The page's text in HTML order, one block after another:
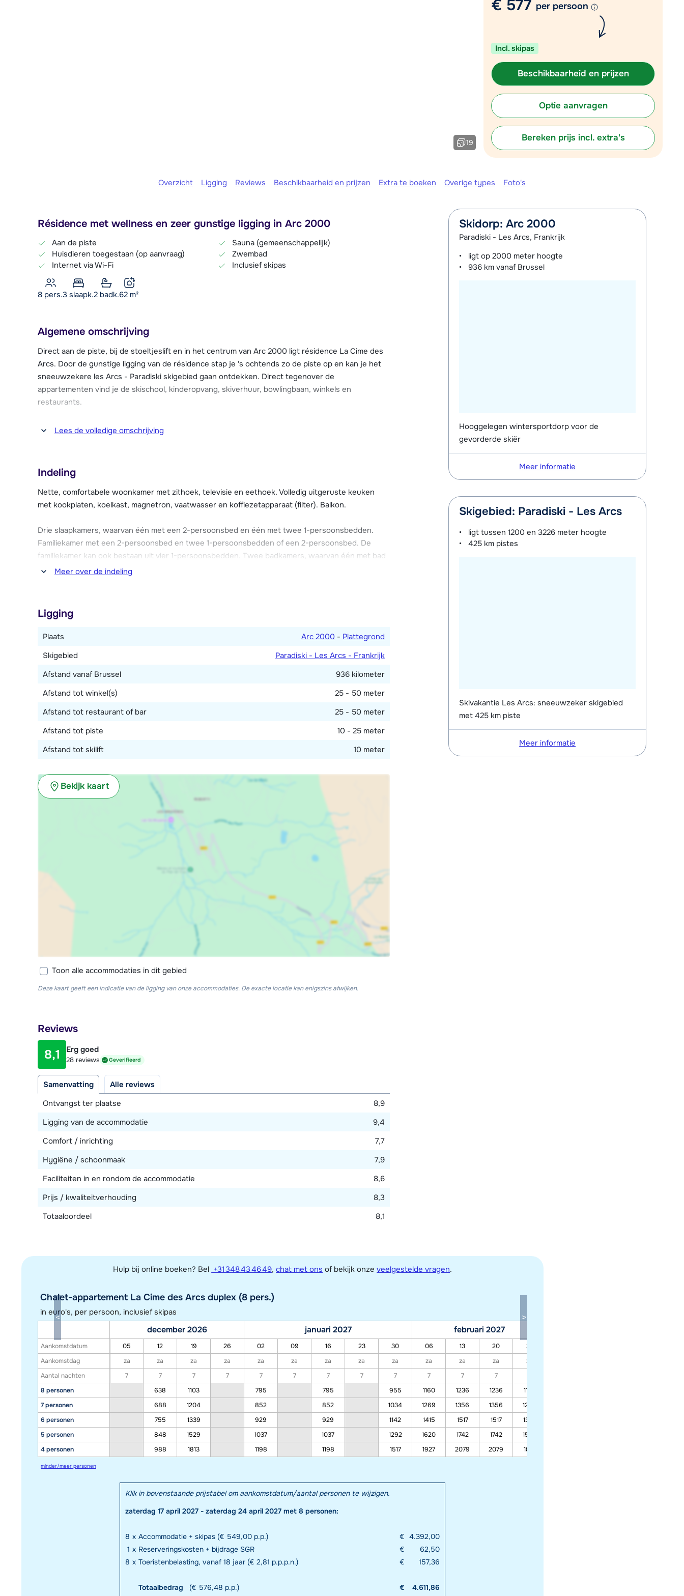
Vul het contactformulier in
We zijn er vandaag tot 17:30 uur.
19
€ 577 per persoon
Incl. skipas
Beschikbaarheid en prijzen
Optie aanvragen
Bereken prijs incl. extra's
Overzicht Ligging Reviews Beschikbaarheid en prijzen Extra te boeken Overige types Foto's
Résidence met wellness en zeer gunstige ligging in Arc 2000
Aan de piste
Huisdieren toegestaan (op aanvraag)
Internet via Wi-Fi
Sauna (gemeenschappelijk)
Zwembad
Inclusief skipas
8 pers.3 slaapk.2 badk.62 m²
Algemene omschrijving
Direct aan de piste, bij de stoeltjeslift en in het centrum van Arc 2000 ligt résidence La Cime des
Arcs. Door de gunstige ligging van de résidence stap je 's ochtends zo de piste op en kan je het
sneeuwzekere les Arcs - Paradiski skigebied gaan ontdekken. Direct tegenover de
appartementen vind je de skischool, kinderopvang, skiverhuur, bowlingbaan, winkels en
restaurants.
Résidence La Cime des Arcs, onderdeel van het bekende Chalet des Neiges, herbergt 56
Via de receptie is broodjesservice mogelijk en er is gratis Wi-Fi internetverbinding. Parkeren kan in
de parkeergarage (tegen betaling, vooraf te reserveren).
Lees de volledige omschrijving
Indeling
Nette, comfortabele woonkamer met zithoek, televisie en eethoek. Volledig uitgeruste keuken
met kookplaten, koelkast, magnetron, vaatwasser en koffiezetapparaat (filter). Balkon.
Drie slaapkamers, waarvan één met een 2-persoonsbed en één met twee 1-persoonsbedden.
Familiekamer met een 2-persoonsbed en twee 1-persoonsbedden of een 2-persoonsbed. De
familiekamer kan ook bestaan uit vier 1-persoonsbedden. Twee badkamers, waarvan één met bad
en één met douche. Eén of twee toiletten.
Meer over de indeling
Ligging
Plaats Arc 2000 - Plattegrond
Skigebied
Paradiski - Les Arcs - Frankrijk
Afstand vanaf Brussel
936 kilometer
Afstand tot winkel(s)
25 - 50 meter
Afstand tot restaurant of bar
25 - 50 meter
Afstand tot piste
10 - 25 meter
Afstand tot skilift
10 meter
Bekijk kaart
Toon alle accommodaties in dit gebied
Deze kaart geeft een indicatie van de ligging van onze accommodaties. De exacte locatie kan enigszins afwijken.
Reviews
8,1 Erg goed
28 reviews Geverifieerd
Samenvatting
Alle reviews
Ontvangst ter plaatse
8,9
Ligging van de accommodatie
9,4
Comfort / inrichting
7,7
Hygiëne / schoonmaak
7,9
Faciliteiten in en rondom de accommodatie
8,6
Prijs / kwaliteitverhouding
8,3
Totaaloordeel
8,1
Hulp bij online boeken? Bel +31 348 43 46 49,chat met ons of bekijk onzeveelgestelde vragen.
Chalet-appartement La Cime des Arcs duplex (8 pers.)
in euro's, per persoon, inclusief skipas
Aankomstdatum
Aankomstdag
Aantal nachten
8 personen
7 personen
6 personen
5 personen
4 personen
december 2026 januari 2027 februari 2027
05 12 19 26 02 09 16 23 30 06 13 20 27
za
za za za za za za za za za za za za
7
7 7 7 7 7 7 7 7 7 7 7
638
1103 795 795 955 1160 1236 1236 1103
688
1204 852 852 1034 1269 1356 1356 1204
755
1339 929 929 1142 1415 1517 1517 1339
848
1529 1037 1037 1292 1620 1742 1742 1529
988
1813 1198 1198 1517 1927 2079 2079 1813
minder/meer personen
Klik in bovenstaande prijstabel om aankomstdatum/aantal personen te wijzigen.
zaterdag 17 april 2027 - zaterdag 24 april 2027 met 8 personen:
8 x Accommodatie + skipas (€ 549,00 p.p.) € 4.392,00
1 x Reserveringskosten + bijdrage SGR €
62,50
8 x Toeristenbelasting, vanaf 18 jaar (€ 2,81 p.p.p.n.) € 157,36
Totaalbedrag (€ 576,48 p.p.) € 4.611,86
Skidorp: Arc 2000
Paradiski - Les Arcs, Frankrijk
ligt op2000 meter hoogte
936 km vanaf Brussel
Hooggelegen wintersportdorp voor de
gevorderde skiër
Meer informatie
Skigebied: Paradiski - Les Arcs
ligt tussen1200 en 3226 meter hoogte
425 km pistes
Skivakantie Les Arcs: sneeuwzeker skigebied
met 425 km piste
Meer informatie